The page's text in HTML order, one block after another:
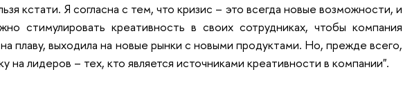
кстати. Я согласна с тем, что кризис – это всегда новые возможности, и
стимулировать креативность в своих сотрудниках, чтобы компания
на плаву, выходила на новые рынки с новыми продуктами. Но, прежде всего,
на лидеров – тех, кто является источниками креативности в компании".